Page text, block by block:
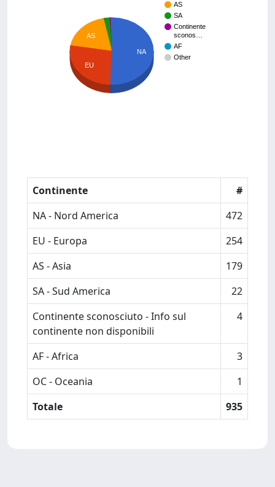
AS
SA
Continente
sconos…
AF
Other
AS
EU
NA
Continente
#
NA - Nord America
472
EU - Europa
254
AS - Asia
179
SA - Sud America
22
Continente sconosciuto - Info sul
continente non disponibili
4
AF - Africa
3
OC - Oceania
1
Totale
935